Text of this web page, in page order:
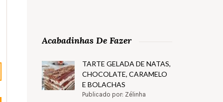
Acabadinhas De Fazer
TARTE GELADA DE NATAS,
CHOCOLATE, CARAMELO
E BOLACHAS
Publicado por: Zélinha